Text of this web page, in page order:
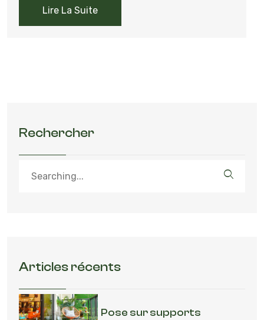
Lire La Suite
Rechercher
Articles récents
Pose sur supports